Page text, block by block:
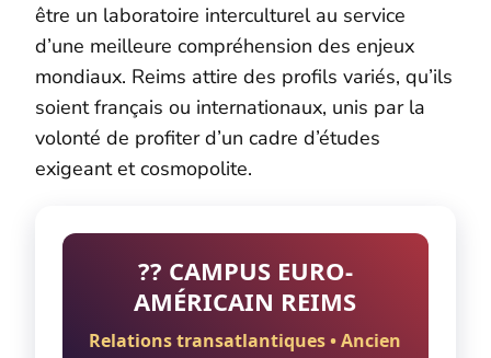
être un laboratoire interculturel au service
d’une meilleure compréhension des enjeux
mondiaux. Reims attire des profils variés, qu’ils
soient français ou internationaux, unis par la
volonté de profiter d’un cadre d’études
exigeant et cosmopolite.
?? CAMPUS EURO-
AMÉRICAIN REIMS
Relations transatlantiques • Ancien